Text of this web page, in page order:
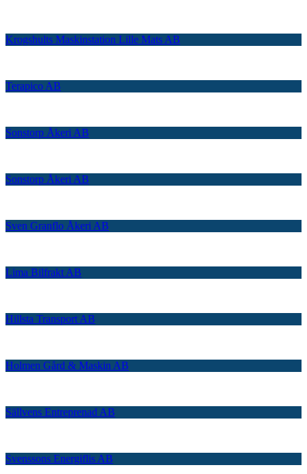
Krogshults Maskinstation Lille Mats AB
Terapico AB
Sonstorp Åkeri AB
Sonstorp Åkeri AB
Sven Granflo Åkeri AB
Lima Bilfrakt AB
Hillsta Transport AB
Holmen Gård & Maskin AB
Sällvens Entreprenad AB
Svenssons Energiflis AB